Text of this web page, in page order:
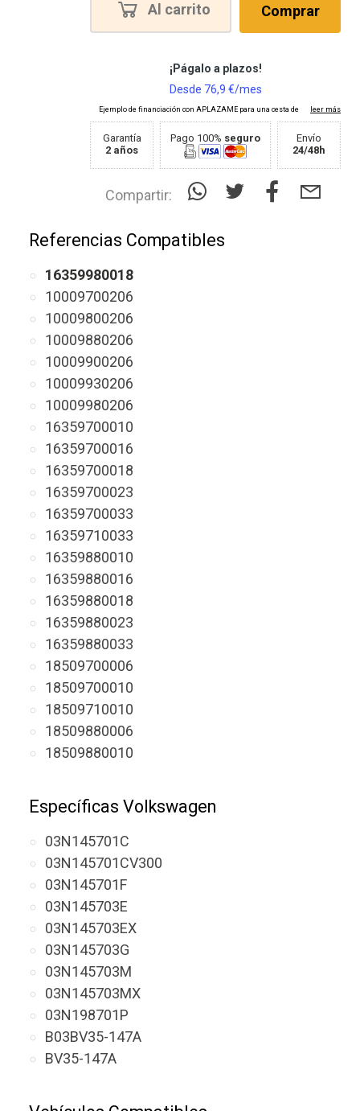
Al carrito Comprar
Garantía
2 años
Pago 100% seguro
Envío
24/48h
Compartir:
Referencias Compatibles
16359980018
10009700206
10009800206
10009880206
10009900206
10009930206
10009980206
16359700010
16359700016
16359700018
16359700023
16359700033
16359710033
16359880010
16359880016
16359880018
16359880023
16359880033
18509700006
18509700010
18509710010
18509880006
18509880010
Específicas Volkswagen
03N145701C
03N145701CV300
03N145701F
03N145703E
03N145703EX
03N145703G
03N145703M
03N145703MX
03N198701P
B03BV35-147A
BV35-147A